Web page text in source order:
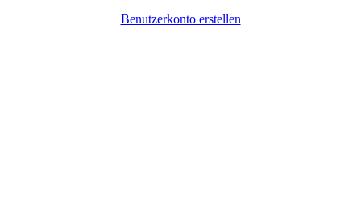
VERDAUUNGSSTÖRUNGEN
Benutzerkonto erstellen